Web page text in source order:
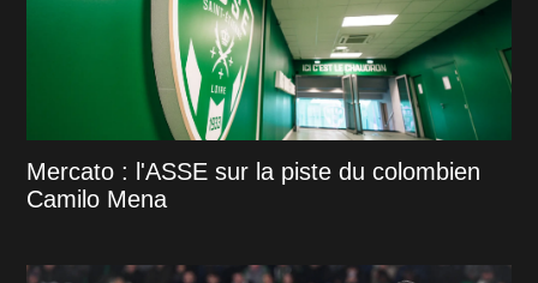
Mercato : l'ASSE sur la piste du colombien
Camilo Mena